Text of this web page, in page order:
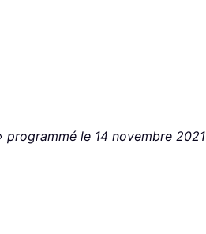
le 14 novembre 2021